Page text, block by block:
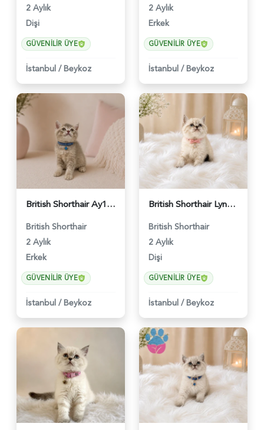
2 Aylık
Dişi
GÜVENILIR ÜYE
İstanbul / Beykoz
2 Aylık
Erkek
GÜVENILIR ÜYE
İstanbul / Beykoz
British Shorthair Ay12 Erkek Oyuncu Yavrumuz - 4895
British Shorthair
2 Aylık
Erkek
GÜVENILIR ÜYE
İstanbul / Beykoz
British Shorthair Lynx Point Güzel Kızımız - 4640
British Shorthair
2 Aylık
Dişi
GÜVENILIR ÜYE
İstanbul / Beykoz